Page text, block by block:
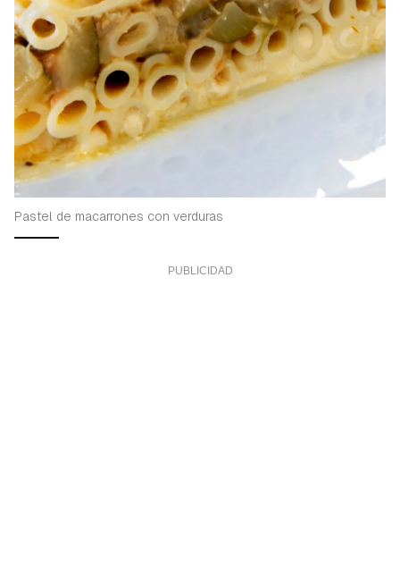
Pastel de macarrones con verduras